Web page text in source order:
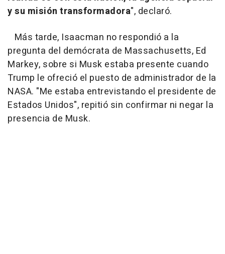
y su misión transformadora", declaró.
Más tarde, Isaacman no respondió a la
pregunta del demócrata de Massachusetts, Ed
Markey, sobre si Musk estaba presente cuando
Trump le ofreció el puesto de administrador de la
NASA. "Me estaba entrevistando el presidente de
Estados Unidos", repitió sin confirmar ni negar la
presencia de Musk.